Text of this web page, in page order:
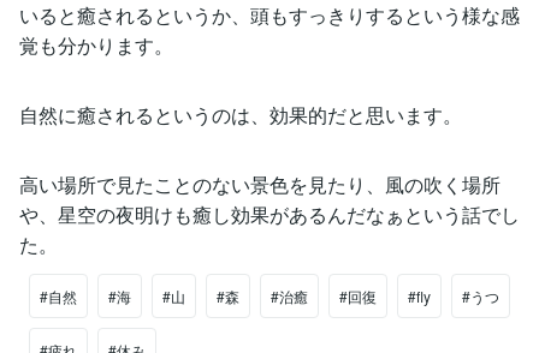
いると癒されるというか、頭もすっきりするという様な感
覚も分かります。
自然に癒されるというのは、効果的だと思います。
高い場所で見たことのない景色を見たり、風の吹く場所
や、星空の夜明けも癒し効果があるんだなぁという話でし
た。
#自然 #海 #山 #森 #治癒 #回復 #fly #うつ